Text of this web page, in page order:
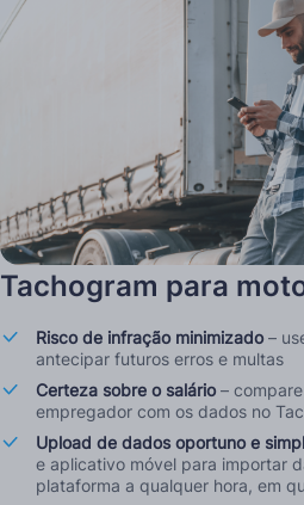
Tachogram para
Risco de infração minimizado –
antecipar futuros erros e multas
Certeza sobre o salário –
empregador com os dados no
Upload de dados oportuno e
e aplicativo móvel para importar
plataforma a qualquer hora, em